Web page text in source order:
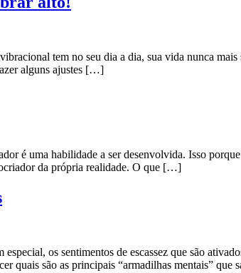
tem no seu dia a dia, sua vida nunca
alguns ajustes […]
é uma habilidade a ser desenvolvida. Isso
da própria realidade. O que […]
os sentimentos de escassez que são
quais são as principais “armadilhas mentais”